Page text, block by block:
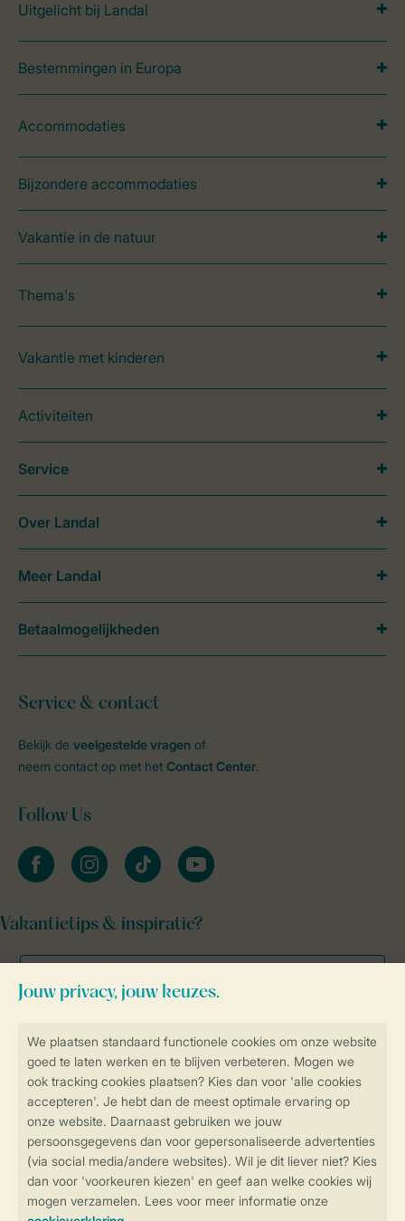
Controle over jouw gegevens &
Veilig en snel online boeken
Veilige gegevensoverdracht
Veilige betaling
Uitgelicht bij Landal
Bestemmingen in Europa
Accommodaties
Bijzondere accommodaties
Vakantie in de natuur
Thema's
Vakantie met kinderen
Activiteiten
Service & contact
Bekijk de veelgestelde vragen of
neem contact op met het Contact Center.
Follow Us
facebookinstagramtiktok youtube
Vakantietips & inspiratie?
Service
Over Landal
Meer Landal
Betaalmogelijkheden